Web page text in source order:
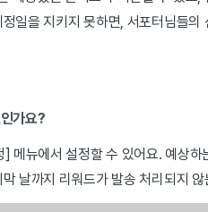
일을 지키지 못하면, 서포터님들
가요?
메뉴에서 설정할 수 있어요. 예상
날까지 리워드가 발송 처리되지